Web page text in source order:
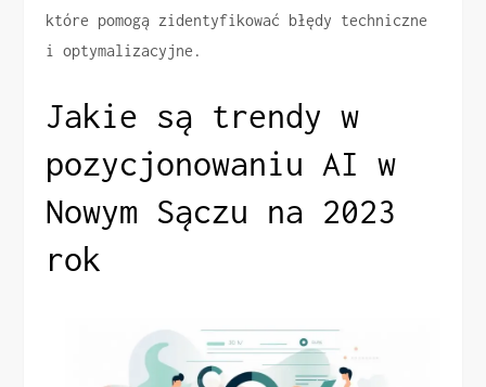
które pomogą zidentyfikować błędy techniczne
i optymalizacyjne.
Jakie są trendy w
pozycjonowaniu AI w
Nowym Sączu na 2023
rok